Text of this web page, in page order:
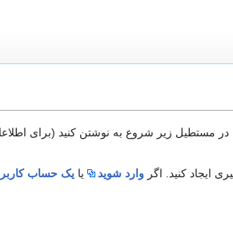
در مستطیل زیر شروع به نوشتن کنید (برای
ایجاد کنید. اگر وارد شوید یا یک حساب